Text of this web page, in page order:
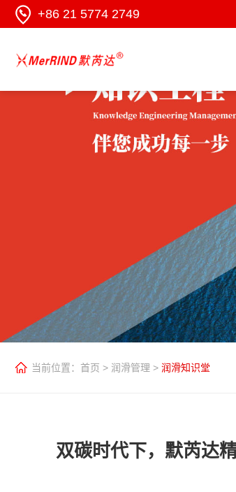
+86 21 5774 2749
当前位置： 首页 > 润滑管理 > 润滑知识堂
双碳时代下，默芮达